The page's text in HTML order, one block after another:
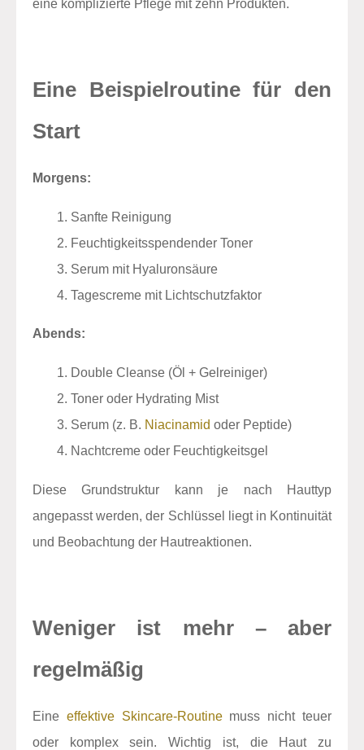
eine komplizierte Pflege mit zehn Produkten.
Eine Beispielroutine für den
Start
Morgens:
Sanfte Reinigung
Feuchtigkeitsspendender Toner
Serum mit Hyaluronsäure
Tagescreme mit Lichtschutzfaktor
Abends:
Double Cleanse (Öl + Gelreiniger)
Toner oder Hydrating Mist
Serum (z. B. Niacinamid oder Peptide)
Nachtcreme oder Feuchtigkeitsgel
Diese Grundstruktur kann je nach Hauttyp
angepasst werden, der Schlüssel liegt in Kontinuität
und Beobachtung der Hautreaktionen.
Weniger ist mehr – aber
regelmäßig
Eine effektive Skincare-Routinemuss nicht teuer
oder komplex sein. Wichtig ist, die Haut zu